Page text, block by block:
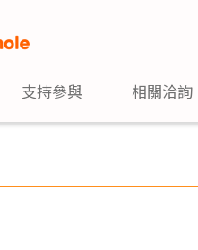
支持參與 相關洽詢